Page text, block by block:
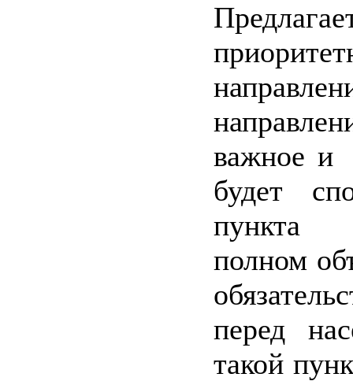
важное и
будет
пункта
полном
перед
такой